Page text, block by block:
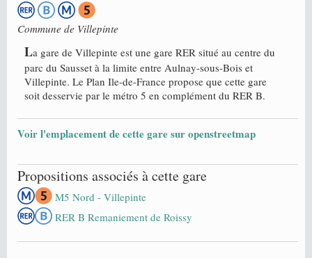
Commune de Villepinte
La gare de Villepinte est une gare RER situé au centre du
parc du Sausset à la limite entre Aulnay-sous-Bois et
Villepinte. Le Plan Ile-de-France propose que cette gare
soit desservie par le métro 5 en complément du RER B.
Voir l'emplacement de cette gare sur openstreetmap
Propositions associés à cette gare
M5 Nord - Villepinte
RER B Remaniement de Roissy